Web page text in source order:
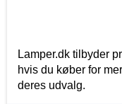
Lamper.dk tilbyder
hvis du køber for
deres udvalg.